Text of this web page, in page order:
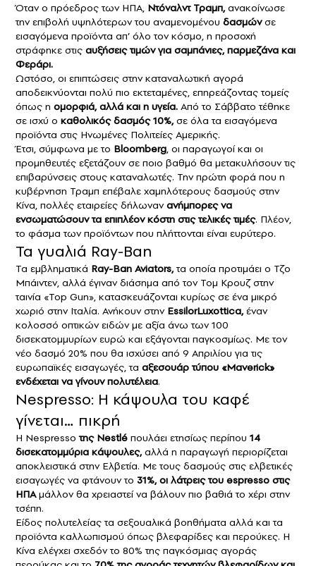
Όταν ο πρόεδρος των ΗΠΑ, Ντόναλντ Τραμπ,ανακοίνωσε
την επιβολή υψηλότερων του αναμενομένου δασμών σε
εισαγόμενα προϊόντα απ’ όλο τον κόσμο, η προσοχή
στράφηκε στις αυξήσεις τιμών για σαμπάνιες, παρμεζάνα και
Φεράρι.
Ωστόσο, οι επιπτώσεις στην καταναλωτική αγορά
αποδεικνύονται πολύ πιο εκτεταμένες, επηρεάζοντας τομείς
όπως η ομορφιά, αλλά και η υγεία. Από το Σάββατο τέθηκε
σε ισχύ ο καθολικός δασμός 10%,σε όλα τα εισαγόμενα
προϊόντα στις Ηνωμένες Πολιτείες Αμερικής.
Έτσι, σύμφωνα με το Bloomberg, οι παραγωγοί και οι
προμηθευτές εξετάζουν σε ποιο βαθμό θα μετακυλήσουν τις
επιβαρύνσεις στους καταναλωτές. Την πρώτη φορά που η
κυβέρνηση Τραμπ επέβαλε χαμηλότερους δασμούς στην
Κίνα, πολλές εταιρείες δήλωνανανήμπορες να
ενσωματώσουν τα επιπλέον κόστη στις τελικές τιμές. Πλέον,
το φάσμα των προϊόντων που πλήττονται είναι ευρύτερο.
Τα γυαλιά Ray-Ban
Τα εμβληματικά Ray-Ban Aviators,τα οποία προτιμάει ο Τζο
Μπάιντεν, αλλά έγιναν διάσημα από τον Τομ Κρουζ στην
ταινία «Top Gun», κατασκευάζονται κυρίως σε ένα μικρό
χωριό στην Ιταλία. Ανήκουν στηνEssilorLuxottica,έναν
κολοσσό οπτικών ειδών με αξία άνω των 100
δισεκατομμυρίων ευρώ και εξάγονται παγκοσμίως. Με τον
νέο δασμό 20% που θα ισχύσει από 9 Απριλίου για τις
ευρωπαϊκές εισαγωγές, τα αξεσουάρ τύπου «Maverick»
ενδέχεται να γίνουν πολυτέλεια.
Nespresso: Η κάψουλα του καφέ
γίνεται… πικρή
Η Nespresso της Nestlé πουλάει ετησίως περίπου 14
δισεκατομμύρια κάψουλες,αλλά η παραγωγή περιορίζεται
αποκλειστικά στην Ελβετία. Με τους δασμούς στις ελβετικές
εισαγωγές να φτάνουν το 31%, οι λάτρεις του espresso στις
ΗΠΑμάλλον θα χρειαστεί να βάλουν πιο βαθιά το χέρι στην
τσέπη.
Είδος πολυτελείας τα σεξουαλικά βοηθήματα αλλά και τα
προϊόντα καλλωπισμού όπως βλεφαρίδες και περούκες. Η
Κίνα ελέγχει σχεδόν το 80% της παγκόσμιας αγοράς